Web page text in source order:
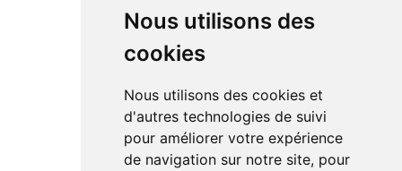
Nous utilisons des
cookies
Nous utilisons des cookies et
d'autres technologies de suivi
pour améliorer votre expérience
de navigation sur notre site, pour